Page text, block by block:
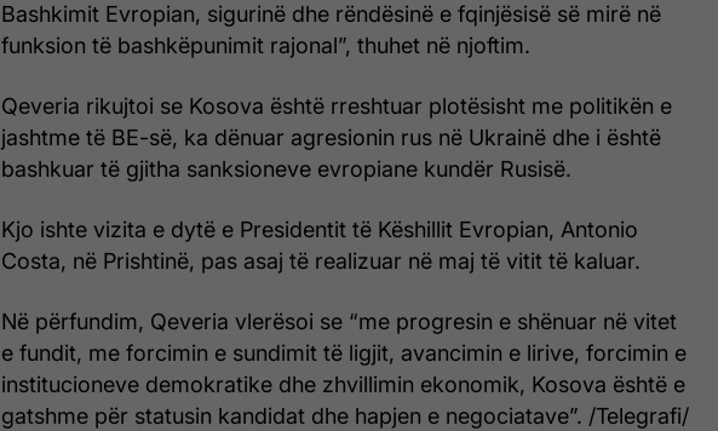
Bashkimit Evropian, sigurinë dhe rëndësinë e fqinjësisë së mirë në
funksion të bashkëpunimit rajonal”, thuhet në njoftim.
Qeveria rikujtoi se Kosova është rreshtuar plotësisht me politikën e
jashtme të BE-së, ka dënuar agresionin rus në Ukrainë dhe i është
bashkuar të gjitha sanksioneve evropiane kundër Rusisë.
Kjo ishte vizita e dytë e Presidentit të Këshillit Evropian, Antonio
Costa, në Prishtinë, pas asaj të realizuar në maj të vitit të kaluar.
Në përfundim, Qeveria vlerësoi se “me progresin e shënuar në vitet
e fundit, me forcimin e sundimit të ligjit, avancimin e lirive, forcimin e
institucioneve demokratike dhe zhvillimin ekonomik, Kosova është e
gatshme për statusin kandidat dhe hapjen e negociatave”. /Telegrafi/